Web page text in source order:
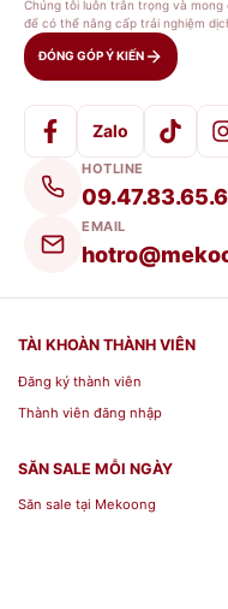
Bộ quà tặng gốm
width="600"]
Chúng tôi luôn trân trọng và
để có thể nâng cấp trải nghiệm
ĐÓNG GÓP Ý KIẾN
Zalo
HOTLINE
EMAIL
TÀI KHOÀN THÀNH VIÊN
Đăng ký thành viên
Thành viên đăng nhập
SĂN SALE MỖI NGÀY
Săn sale tại Mekoong